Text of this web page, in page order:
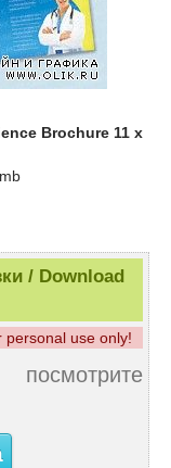
Brochure 11 x
/ Download
personal use only!